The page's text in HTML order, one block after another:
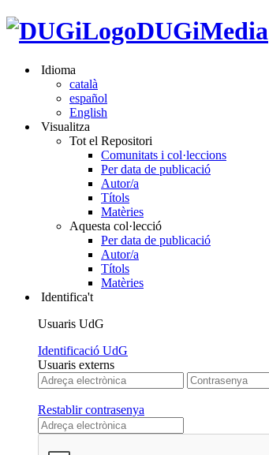
DUGiMedia
Idioma
català
español
English
Visualitza
Tot el Repositori
Comunitats i col·leccions
Per data de publicació
Autor/a
Títols
Matèries
Aquesta col·lecció
Per data de publicació
Autor/a
Títols
Matèries
Identifica't
Usuaris UdG
Identificació UdG
Usuaris externs
Restablir contrasenya